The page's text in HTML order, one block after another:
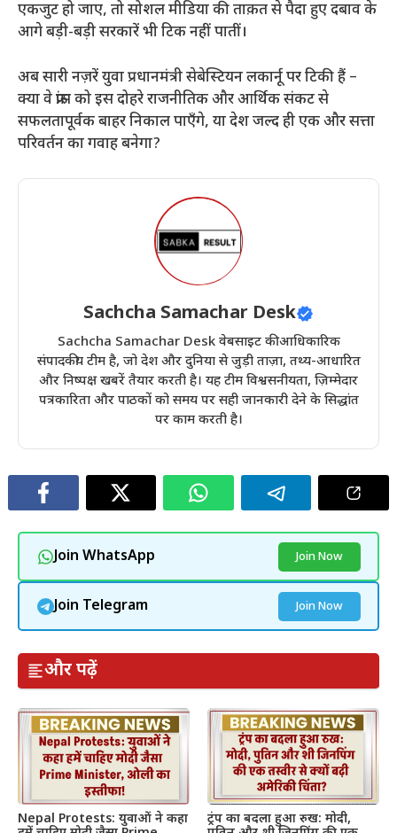
एकजुट हो जाए, तो सोशल मीडिया की ताक़त से पैदा हुए दबाव के
आगे बड़ी-बड़ी सरकारें भी टिक नहीं पातीं।
​अब सारी नज़रें युवा प्रधानमंत्री सेबेस्टियन लकार्नू पर टिकी हैं –
क्या वे फ्रांस को इस दोहरे राजनीतिक और आर्थिक संकट से
सफलतापूर्वक बाहर निकाल पाएँगे, या देश जल्द ही एक और सत्ता
परिवर्तन का गवाह बनेगा?
Sachcha Samachar Desk
Sachcha Samachar Desk वेबसाइट की आधिकारिक
संपादकीय टीम है, जो देश और दुनिया से जुड़ी ताज़ा, तथ्य-आधारित
और निष्पक्ष खबरें तैयार करती है। यह टीम विश्वसनीयता, ज़िम्मेदार
पत्रकारिता और पाठकों को समय पर सही जानकारी देने के सिद्धांत
पर काम करती है।
Join WhatsApp Join Now
Join Telegram Join Now
और पढ़ें
Nepal Protests: युवाओं ने कहा
ट्रंप का बदला हुआ रुख: मोदी,